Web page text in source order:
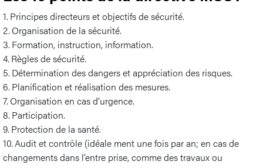
1. Principes directeurs et objectifs de sécurité.
2. Organisation de la sécurité.
3. Formation, instruction, information.
4. Règles de sécurité.
5. Détermination des dangers et appréciation des risques.
6. Planification et réalisation des mesures.
7. Organisation en cas d’urgence.
8. Participation.
9. Protection de la santé.
10. Audit et contrôle (idéale ment une fois par an; en cas de
changements dans l’entre prise, comme des travaux ou